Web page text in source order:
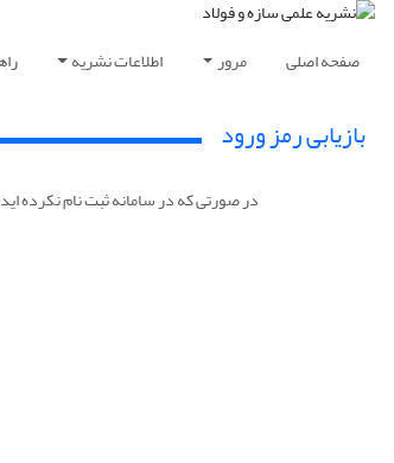
صفحه اصلی مرور اطلاعات نشریه
بازیابی رمز ورود
در صورتی که در سامانه ثبت نام نکرده